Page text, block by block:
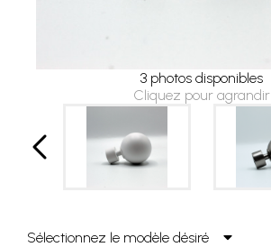
3 photos disponibles
Cliquez pour agrandir
Sélectionnez le modèle désiré